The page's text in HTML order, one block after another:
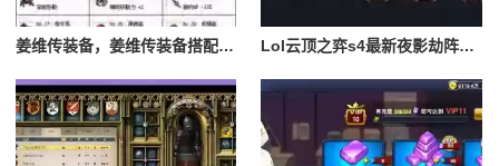
姜维传装备，姜维传装备搭配一览表最新 Lol云顶之弈s4最新夜影劫阵容搭配，云顶之奕夜影劫阵容